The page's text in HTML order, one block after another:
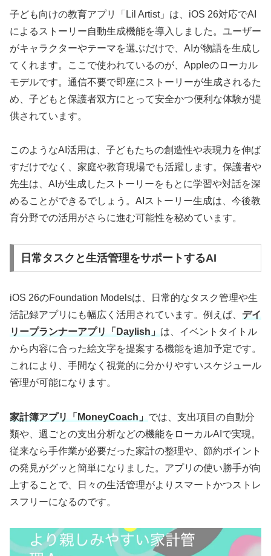
子ども向けの教育アプリ「Lil Artist」は、iOS 26対応でAI
によるストーリー自動生成機能を導入しました。ユーザー
がキャラクターやテーマを選ぶだけで、AIが物語を生成し
てくれます。ここで使われているのが、Appleのローカル
モデルです。通信不要で即座にストーリーが生成されるた
め、子どもと保護者双方にとって安全かつ便利な体験が提
供されています。
このようなAI活用は、子どもたちの創造性や表現力を伸ば
すだけでなく、家庭や教育現場でも活躍します。保護者や
先生は、AIが生成したストーリーをもとに学習や対話を深
めることができるでしょう。AIストーリー生成は、今後教
育分野での活用がさらに進む可能性を秘めています。
日常タスクと生活管理をサポートするAI
iOS 26のFoundation Modelsは、日常的なタスク管理や生
活記録アプリにも幅広く活用されています。例えば、 デイ
リープランナーアプリ「Daylish」 は、イベントタイトル
から内容に合った絵文字を提案する機能を追加予定です。
これにより、手間なく視覚的に分かりやすいスケジュール
管理が可能になります。
家計簿アプリ「MoneyCoach」 では、支出項目の自動分
類や、週ごとの支出分析などの機能をローカルAIで実現。
従来なら手作業が必要だった家計の整理や、節約ポイント
の発見がグッと簡単になりました。アプリの使い勝手が向
上することで、日々の生活管理がよりスマートかつストレ
スフリーになるのです。